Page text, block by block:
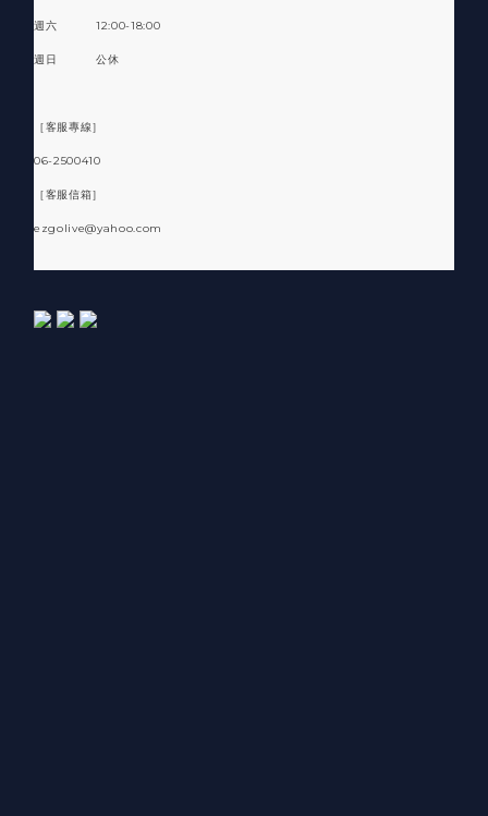
週六 12:00-18:00
週日 公休
［客服專線］
06-2500410
［客服信箱］
ezgolive@yahoo.com